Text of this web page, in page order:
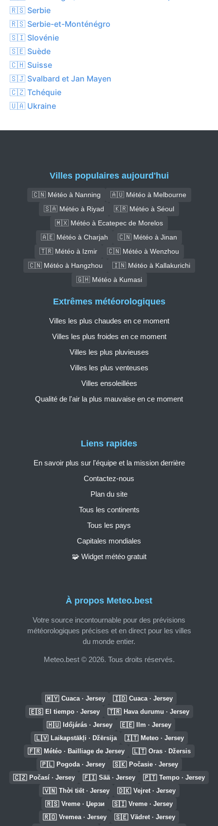
🇷🇸 Serbie
🇷🇸 Serbie-et-Monténégro
🇸🇮 Slovénie
🇸🇪 Suède
🇨🇭 Suisse
🇸🇯 Svalbard et Jan Mayen
🇨🇿 Tchéquie
🇺🇦 Ukraine
Villes populaires aujourd'hui
🇨🇳 Météo à Nanning
🇦🇺 Météo à Melbourne
🇸🇦 Météo à Riyad
🇰🇷 Météo à Séoul
🇲🇽 Météo à Ecatepec de Morelos
🇦🇪 Météo à Charjah
🇨🇳 Météo à Jinan
🇹🇷 Météo à Izmir
🇨🇳 Météo à Wenzhou
🇨🇳 Météo à Hangzhou
🇮🇳 Météo à Kallakurichi
🇬🇭 Météo à Kumasi
À propos Meteo.best
Votre source incontournable pour des prévisions
météorologiques précises et en direct pour les villes
du monde entier.
Meteo.best © 2026. Tous droits réservés.
Liens rapides
En savoir plus sur l'équipe et la mission derrière
Contactez-nous
Plan du site
Tous les continents
Tous les pays
Capitales mondiales
🧩 Widget météo gratuit
Extrêmes météorologiques
Villes les plus chaudes en ce moment
Villes les plus froides en ce moment
Villes les plus pluvieuses
Villes les plus venteuses
Villes ensoleillées
Qualité de l'air la plus mauvaise en ce moment
🇲🇾 Cuaca · Jersey 🇮🇩 Cuaca · Jersey
🇪🇸 El tiempo · Jersey 🇹🇷 Hava durumu · Jersey
🇭🇺 Időjárás · Jersey 🇪🇪 Ilm · Jersey
🇱🇻 Laikapstākļi · Džērsija 🇮🇹 Meteo · Jersey
🇫🇷 Météo · Bailliage de Jersey 🇱🇹 Oras · Džersis
🇵🇱 Pogoda · Jersey 🇸🇰 Počasie · Jersey
🇨🇿 Počasí · Jersey 🇫🇮 Sää · Jersey 🇵🇹 Tempo · Jersey
🇻🇳 Thời tiết · Jersey 🇩🇰 Vejret · Jersey
🇷🇸 Vreme · Џерзи 🇸🇮 Vreme · Jersey
🇷🇴 Vremea · Jersey 🇸🇪 Vädret · Jersey